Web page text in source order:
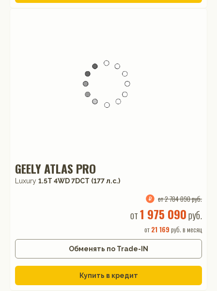
GEELY ATLAS PRO
Luxury 1.5T 4WD 7DCT (177 л.с.)
от 2 784 090 руб.
от1 975 090руб.
от21 169 руб. в месяц
Обменять по Trade-IN
Купить в кредит